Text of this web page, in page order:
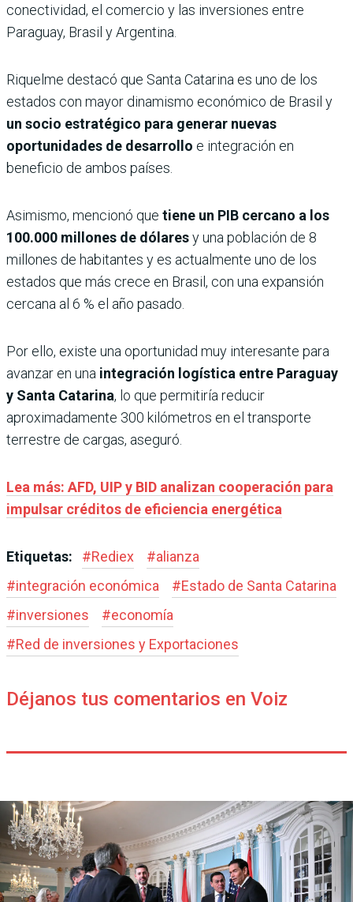
conectividad, el comercio y las inversiones entre
Paraguay, Brasil y Argentina.
Riquelme destacó que Santa Catarina es uno de los
estados con mayor dinamismo económico de Brasil y
un socio estratégico para generar nuevas
oportunidades de desarrollo e integración en
beneficio de ambos países.
Asimismo, mencionó que tiene un PIB cercano a los
100.000 millones de dólaresy una población de 8
millones de habitantes y es actualmente uno de los
estados que más crece en Brasil, con una expansión
cercana al 6 % el año pasado.
Por ello, existe una oportunidad muy interesante para
avanzar en una integración logística entre Paraguay
y Santa Catarina, lo que permitiría reducir
aproximadamente 300 kilómetros en el transporte
terrestre de cargas, aseguró.
Lea más: AFD, UIP y BID analizan cooperación para
impulsar créditos de eficiencia energética
Etiquetas: #Rediex #alianza
#integración económica #Estado de Santa Catarina
#inversiones #economía
#Red de inversiones y Exportaciones
Déjanos tus comentarios en Voiz